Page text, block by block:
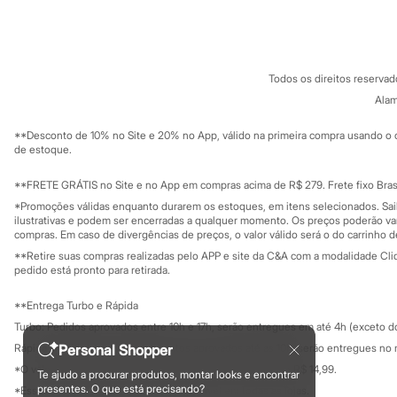
Condicionador
Escovas e Pentes
Finalizadores
Shampoo
Tratamento
Cuidados com o corpo
Hidratante
Protetor solar
Tratamento
Cuidados com o rosto
Hidratante
Protetor solar
Maquiagens
Base
Batom
Personal Shopper
Te ajudo a procurar produtos, montar looks e encontrar
presentes. O que está precisando?
Mapa do site
Investidores
Privacidade
Configuração de cookies
Minha privacidade
C&A Pay
Sobre o C&A
Governança
Educação
Formas de pagamento
Todos os direitos
**Desconto de 10% no Site e 20% no App, válido na primeira compra usando
de estoque.
**FRETE GRÁTIS no Site e no App em compras acima de R$ 279. Frete fixo
*Promoções válidas enquanto durarem os estoques, em itens selecionados.
ilustrativas e podem ser encerradas a qualquer momento. Os preços poderão
compras. Em caso de divergências de preços, o valor válido será o do carrinho
**Retire suas compras realizadas pelo APP e site da C&A com a modalidade
pedido está pronto para retirada.
**Entrega Turbo e Rápida
Turbo: Pedidos aprovados entre 10h e 17h, serão entregues em até 4h (exceto
Rápida: Pedidos com os pagamentos aprovados até as 10h, serão entregues
*O valor do frete para o turbo é R$ 24,99 e para a rápida é R$ 14,99.
*Essa condição ainda não estará disponível em todas as lojas.